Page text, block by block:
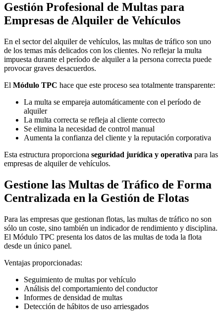
Gestión Profesional de Multas para
Empresas de Alquiler de Vehículos
En el sector del alquiler de vehículos, las multas de tráfico son uno
de los temas más delicados con los clientes. No reflejar la multa
impuesta durante el período de alquiler a la persona correcta puede
provocar graves desacuerdos.
El Módulo TPC hace que este proceso sea totalmente transparente:
La multa se empareja automáticamente con el período de
alquiler
La multa correcta se refleja al cliente correcto
Se elimina la necesidad de control manual
Aumenta la confianza del cliente y la reputación corporativa
Esta estructura proporciona seguridad jurídica y operativa para las
empresas de alquiler de vehículos.
Gestione las Multas de Tráfico de Forma
Centralizada en la Gestión de Flotas
Para las empresas que gestionan flotas, las multas de tráfico no son
sólo un coste, sino también un indicador de rendimiento y disciplina.
El Módulo TPC presenta los datos de las multas de toda la flota
desde un único panel.
Ventajas proporcionadas:
Seguimiento de multas por vehículo
Análisis del comportamiento del conductor
Informes de densidad de multas
Detección de hábitos de uso arriesgados